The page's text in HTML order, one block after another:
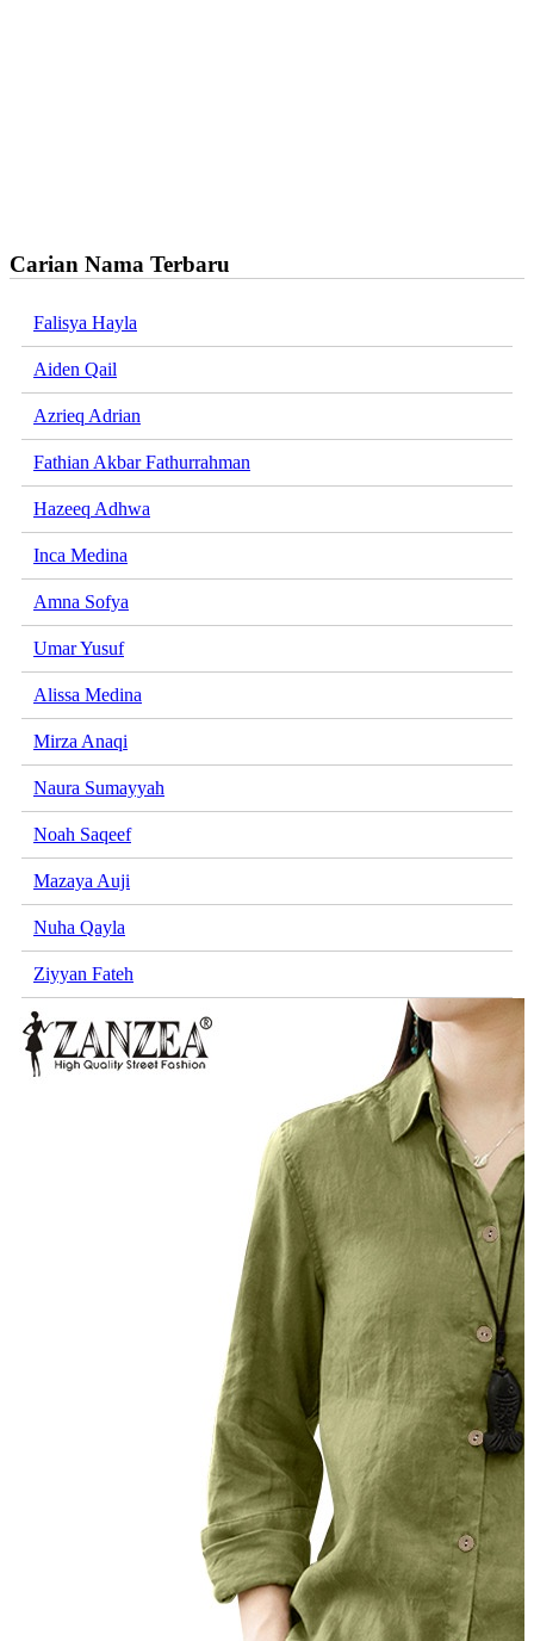
Carian Nama Terbaru
Falisya Hayla
Aiden Qail
Azrieq Adrian
Fathian Akbar Fathurrahman
Hazeeq Adhwa
Inca Medina
Amna Sofya
Umar Yusuf
Alissa Medina
Mirza Anaqi
Naura Sumayyah
Noah Saqeef
Mazaya Auji
Nuha Qayla
Ziyyan Fateh